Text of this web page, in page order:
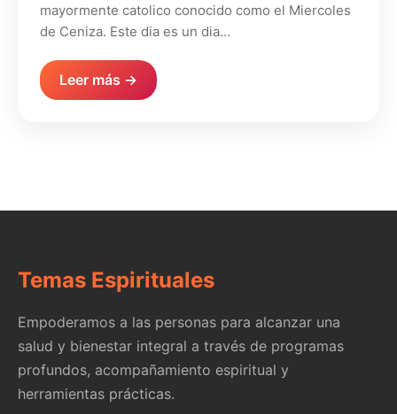
mayormente catolico conocido como el Miercoles
de Ceniza. Este dia es un dia…
Leer más →
Temas Espirituales
Empoderamos a las personas para alcanzar una
salud y bienestar integral a través de programas
profundos, acompañamiento espiritual y
herramientas prácticas.